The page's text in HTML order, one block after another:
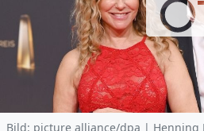
Bild: picture alliance/dpa | Henning